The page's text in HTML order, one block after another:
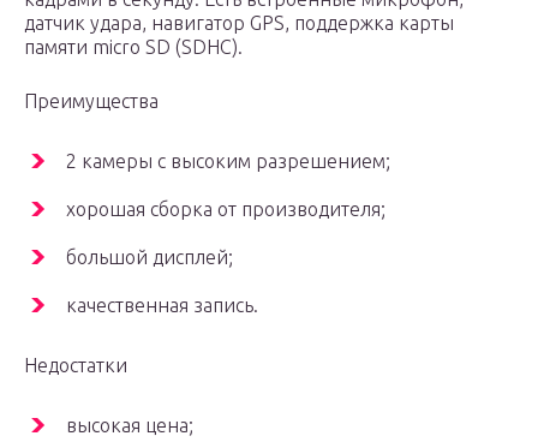
датчик удара, навигатор GPS, поддержка карты
памяти micro SD (SDHC).
Преимущества
2 камеры с высоким разрешением;
хорошая сборка от производителя;
большой дисплей;
качественная запись.
Недостатки
высокая цена;